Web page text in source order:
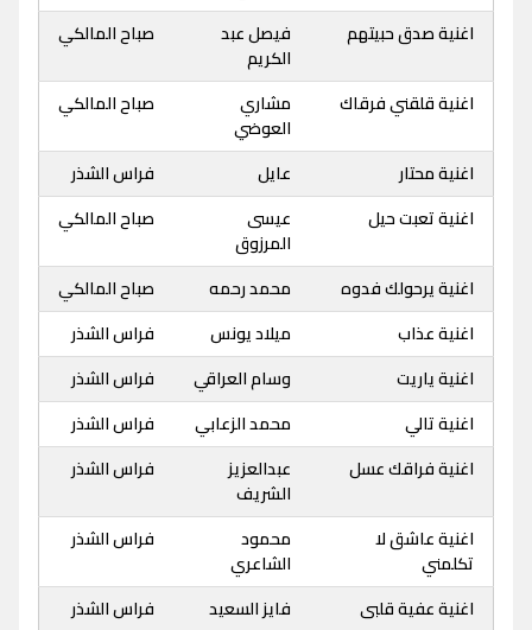
اغنية صدق حبيتهم
فيصل عبد
الكريم
صباح المالكي
اغنية قلقني فرقاك
مشاري
العوضي
صباح المالكي
اغنية محتار عايل
فراس الشذر
اغنية تعبت حيل
عيسى
المرزوق
صباح المالكي
اغنية يرحولك فدوه محمد رحمه
صباح المالكي
اغنية عذاب
ميلاد يونس
فراس الشذر
اغنية ياريت
وسام العراقي
فراس الشذر
اغنية تالي
محمد الزعابي
فراس الشذر
اغنية فراقك عسل
عبدالعزيز
الشريف
فراس الشذر
اغنية عاشق لا
تكلمني
محمود
الشاعري
فراس الشذر
اغنية عفية قلبى فايز السعيد فراس الشذر